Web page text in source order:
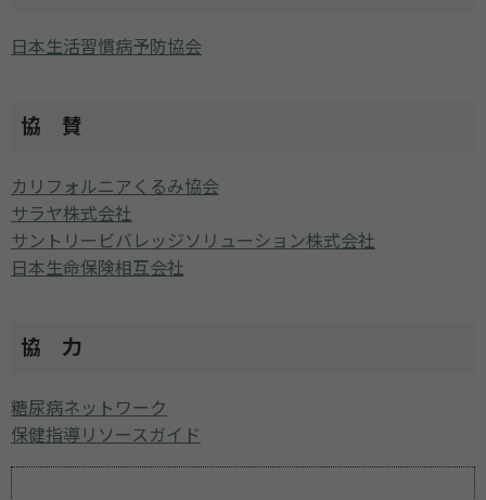
日本生活習慣病予防協会
協 賛
カリフォルニアくるみ協会
サラヤ株式会社
サントリービバレッジソリューション株式会社
日本生命保険相互会社
協 力
糖尿病ネットワーク
保健指導リソースガイド